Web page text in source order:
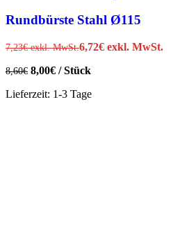
Rundbürste Stahl Ø115
7,23€ exkl. MwSt.6,72€ exkl. MwSt.
8,60€ 8,00€ /Stück
Lieferzeit: 1-3 Tage